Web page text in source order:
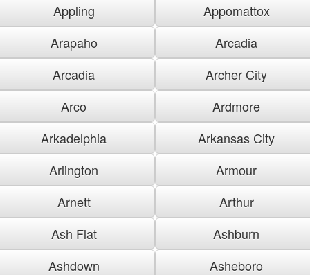
Appling
Appomattox
Arapaho
Arcadia
Arcadia
Archer City
Arco
Ardmore
Arkadelphia
Arkansas City
Arlington
Armour
Arnett
Arthur
Ash Flat
Ashburn
Ashdown
Asheboro